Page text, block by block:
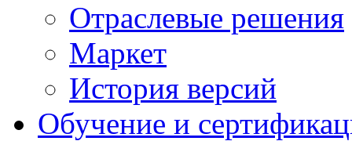
Отраслевые решения
Маркет
История версий
Обучение и